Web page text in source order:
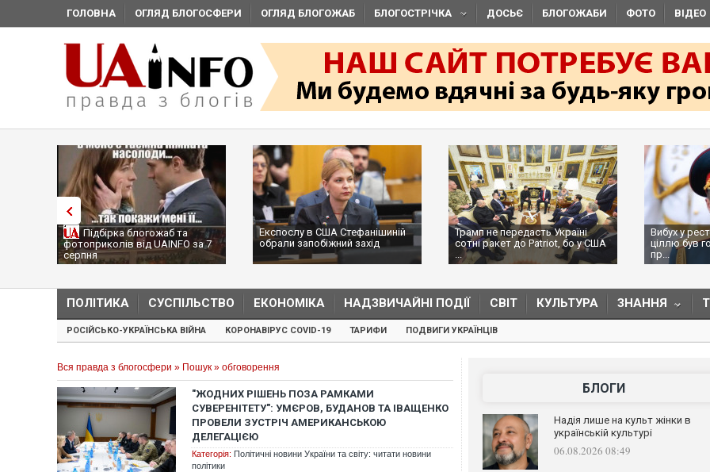
ГОЛОВНА ОГЛЯД БЛОГОСФЕРИ ОГЛЯД БЛОГОЖАБ БЛОГОСТРІЧКА ДОСЬЄ БЛОГОЖАБИ ФОТО ВІДЕО
Підбірка блогожаб та
фотоприколів від UAINFO за 7
серпня
Експослу в США Стефанішиній
обрали запобіжний захід
Трамп не передасть Україні
сотні ракет до Patriot, бо у США
...
Вибух у
ціллю був
пр...
ПОЛІТИКА СУСПІЛЬСТВО ЕКОНОМІКА НАДЗВИЧАЙНІ ПОДІЇ СВІТ КУЛЬТУРА ЗНАННЯ
РОСІЙСЬКО-УКРАЇНСЬКА ВІЙНА КОРОНАВІРУС COVID-19 ТАРИФИ ПОДВИГИ УКРАЇНЦІВ
Вся правда з блогосфери » Пошук » обговорення
"ЖОДНИХ РІШЕНЬ ПОЗА РАМКАМИ
СУВЕРЕНІТЕТУ": УМЄРОВ, БУДАНОВ ТА ІВАЩЕНКО
ПРОВЕЛИ ЗУСТРІЧ АМЕРИКАНСЬКОЮ
ДЕЛЕГАЦІЄЮ
Категорія: Політичні новини України та світу: читати новини
політики
БЛОГИ
Надія лише на культ жінки в
українській культурі
06.08.2026 08:49